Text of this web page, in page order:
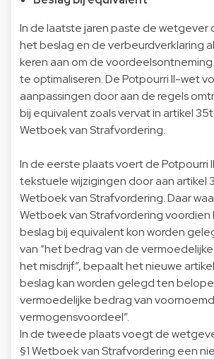
In de laatste jaren paste de wetgever
het beslag en de verbeurdverklaring
keren aan om de voordeelsontneming
te optimaliseren. De Potpourri II-wet
aanpassingen door aan de regels
bij equivalent zoals vervat in artikel
Wetboek van Strafvordering.
In de eerste plaats voert de Potpourri
tekstuele wijzigingen door aan artikel
Wetboek van Strafvordering. Daar
Wetboek van Strafvordering
beslag bij equivalent kon worden
van “het bedrag van de
het misdrijf”, bepaalt het nieuwe
beslag kan worden gelegd ten
vermoedelijke bedrag van voornoemd
vermogensvoordeel”.
In de tweede plaats voegt de
§1 Wetboek van Strafvordering een